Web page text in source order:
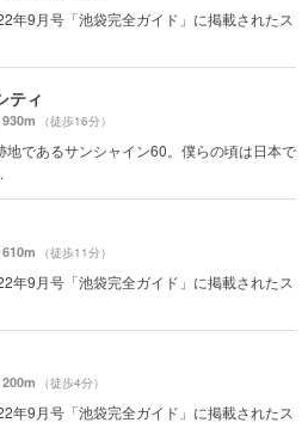
年9月号「池袋完全ガイド」に掲載されたス
ティ
930m （徒歩16分）
地であるサンシャイン60。僕らの頃は日本で
610m （徒歩11分）
年9月号「池袋完全ガイド」に掲載されたス
200m （徒歩4分）
年9月号「池袋完全ガイド」に掲載されたス